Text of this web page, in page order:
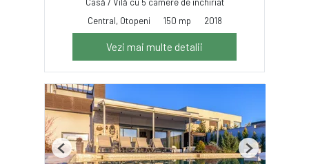
Central, Otopeni
150 mp 2018
Vezi mai multe detalii
Previous Next